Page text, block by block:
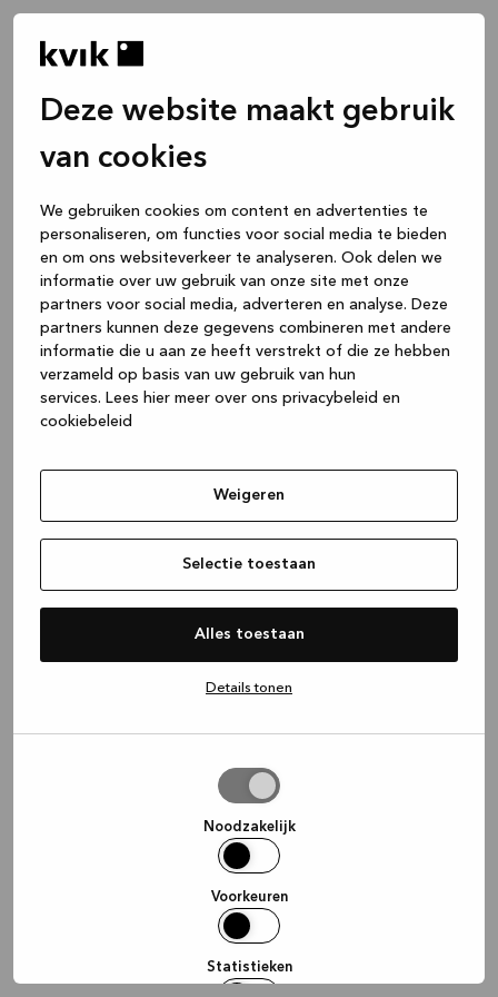
Deze website maakt gebruik
van cookies
We gebruiken cookies om content en advertenties te
personaliseren, om functies voor social media te bieden
en om ons websiteverkeer te analyseren. Ook delen we
informatie over uw gebruik van onze site met onze
partners voor social media, adverteren en analyse. Deze
partners kunnen deze gegevens combineren met andere
informatie die u aan ze heeft verstrekt of die ze hebben
verzameld op basis van uw gebruik van hun
services. Lees hier meer over ons privacybeleid en
cookiebeleid
Weigeren
Selectie toestaan
Alles toestaan
Details tonen
Noodzakelijk
Voorkeuren
Statistieken
(see the browser console for more
information).